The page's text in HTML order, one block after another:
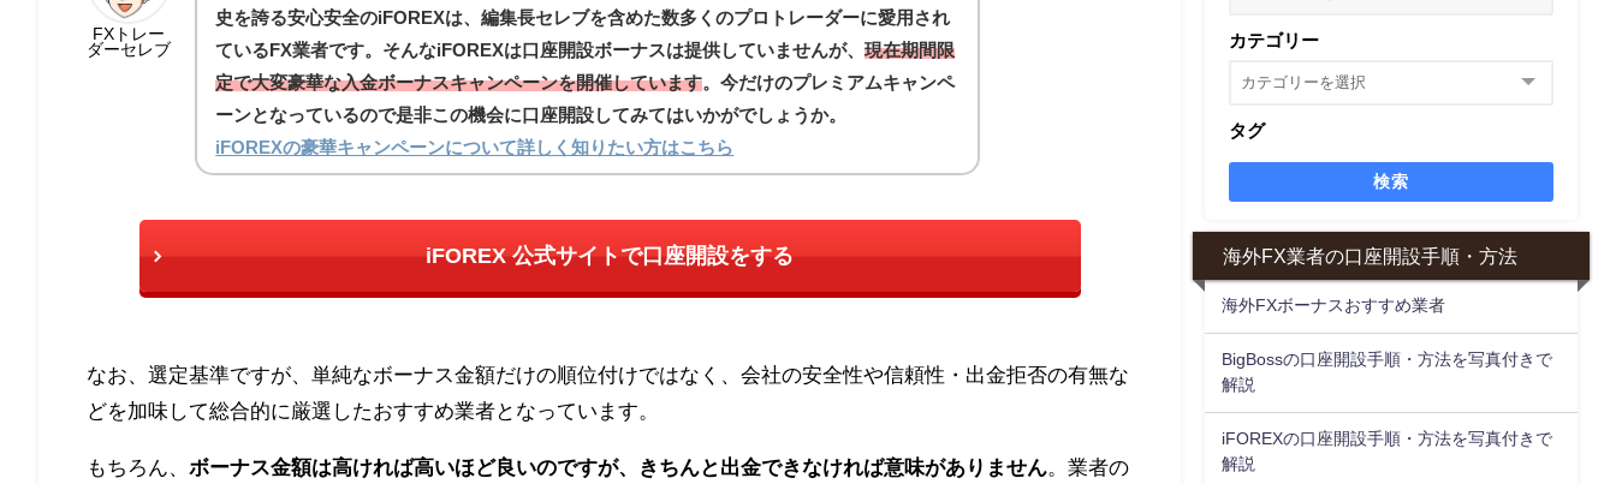
FXトレー
ダーセレブ
史を誇る安心安全のiFOREXは、編集長セレブを含めた数多くのプロトレーダーに愛用され
ているFX業者です。そんなiFOREXは口座開設ボーナスは提供していませんが、現在期間限
定で大変豪華な入金ボーナスキャンペーンを開催しています。今だけのプレミアムキャンペ
ーンとなっているので是非この機会に口座開設してみてはいかがでしょうか。
iFOREXの豪華キャンペーンについて詳しく知りたい方はこちら
iFOREX 公式サイトで口座開設をする
なお、選定基準ですが、単純なボーナス金額だけの順位付けではなく、会社の安全性や信頼性・出金拒否の有無な
どを加味して総合的に厳選したおすすめ業者となっています。
もちろん、 ボーナス金額は高ければ高いほど良いのですが、きちんと出金できなければ意味がありません 。業者の
カテゴリー
タグ
検索
海外FX業者の口座開設手順・方法
海外FXボーナスおすすめ業者
BigBossの口座開設手順・方法を写真付きで
解説
iFOREXの口座開設手順・方法を写真付きで
解説